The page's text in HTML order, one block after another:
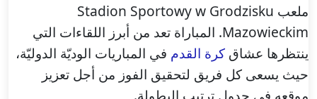
ملعب Stadion Sportowy w Grodzisku
Mazowieckim. المباراة تعد من أبرز اللقاءات التي
ينتظرها عشاق كرة القدم في المباريات الوديّة الدوليّة،
حيث يسعى كل فريق لتحقيق الفوز من أجل تعزيز
موقعه في جدول ترتيب البطولة.